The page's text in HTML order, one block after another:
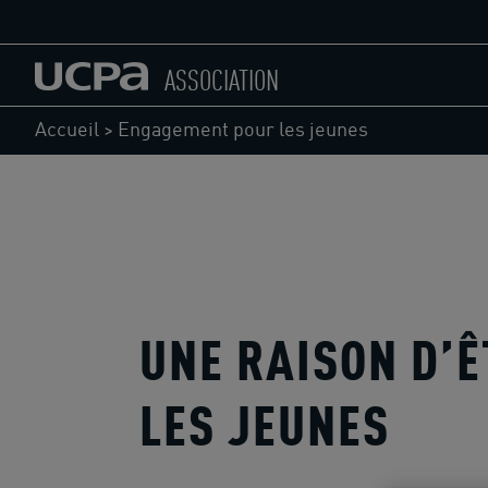
ASSOCIATION
Accueil > Engagement pour les jeunes
UNE RAISON
LES JEUNES